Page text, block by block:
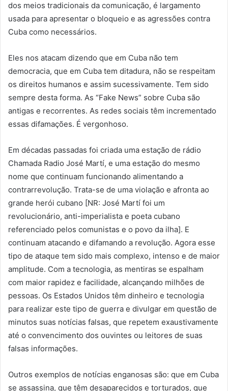
dos meios tradicionais da comunicação, é largamento
usada para apresentar o bloqueio e as agressões contra
Cuba como necessários.
Eles nos atacam dizendo que em Cuba não tem
democracia, que em Cuba tem ditadura, não se respeitam
os direitos humanos e assim sucessivamente. Tem sido
sempre desta forma. As “Fake News” sobre Cuba são
antigas e recorrentes. As redes sociais têm incrementado
essas difamações. É vergonhoso.
Em décadas passadas foi criada uma estação de rádio
Chamada Radio José Martí, e uma estação do mesmo
nome que continuam funcionando alimentando a
contrarrevolução. Trata-se de uma violação e afronta ao
grande herói cubano [NR: José Martí foi um
revolucionário, anti-imperialista e poeta cubano
referenciado pelos comunistas e o povo da ilha]. E
continuam atacando e difamando a revolução. Agora esse
tipo de ataque tem sido mais complexo, intenso e de maior
amplitude. Com a tecnologia, as mentiras se espalham
com maior rapidez e facilidade, alcançando milhões de
pessoas. Os Estados Unidos têm dinheiro e tecnologia
para realizar este tipo de guerra e divulgar em questão de
minutos suas notícias falsas, que repetem exaustivamente
até o convencimento dos ouvintes ou leitores de suas
falsas informações.
Outros exemplos de notícias enganosas são: que em Cuba
se assassina, que têm desaparecidos e torturados, que